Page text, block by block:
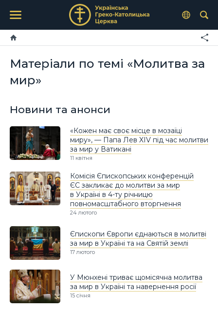
Матеріали по темі «Молитва за
мир»
Новини та анонси
«Кожен має своє місце в мозаїці
миру», — Папа Лев XIV під час молитви
за мир у Ватикані
11 квітня
Комісія Єпископських конференцій
ЄС закликає до молитви за мир
в Україні в 4-ту річницю
повномасштабного вторгнення
24 лютого
Єпископи Європи єднаються в молитві
за мир в Україні та на Святій землі
17 лютого
У Мюнхені триває щомісячна молитва
за мир в Україні та навернення росії
15 січня